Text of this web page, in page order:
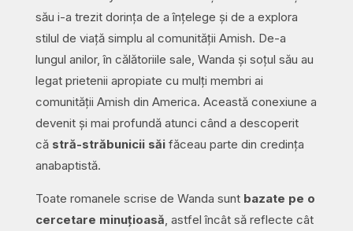
său i-a trezit dorința de a înțelege și de a explora
stilul de viață simplu al comunității Amish. De-a
lungul anilor, în călătoriile sale, Wanda și soțul său au
legat prietenii apropiate cu mulți membri ai
comunității Amish din America. Această conexiune a
devenit și mai profundă atunci când a descoperit
că stră-străbunicii săifăceau parte din credința
anabaptistă.
Toate romanele scrise de Wanda sunt bazate pe o
cercetare minuțioasă, astfel încât să reflecte cât